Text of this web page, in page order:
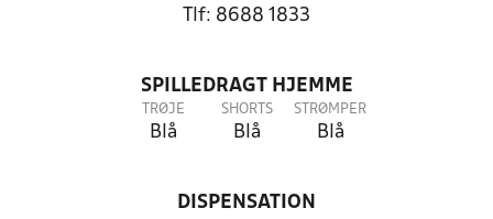
Tlf: 8688 1833
SPILLEDRAGT HJEMME
TRØJE
Blå
SHORTS
Blå
STRØMPER
Blå
DISPENSATION